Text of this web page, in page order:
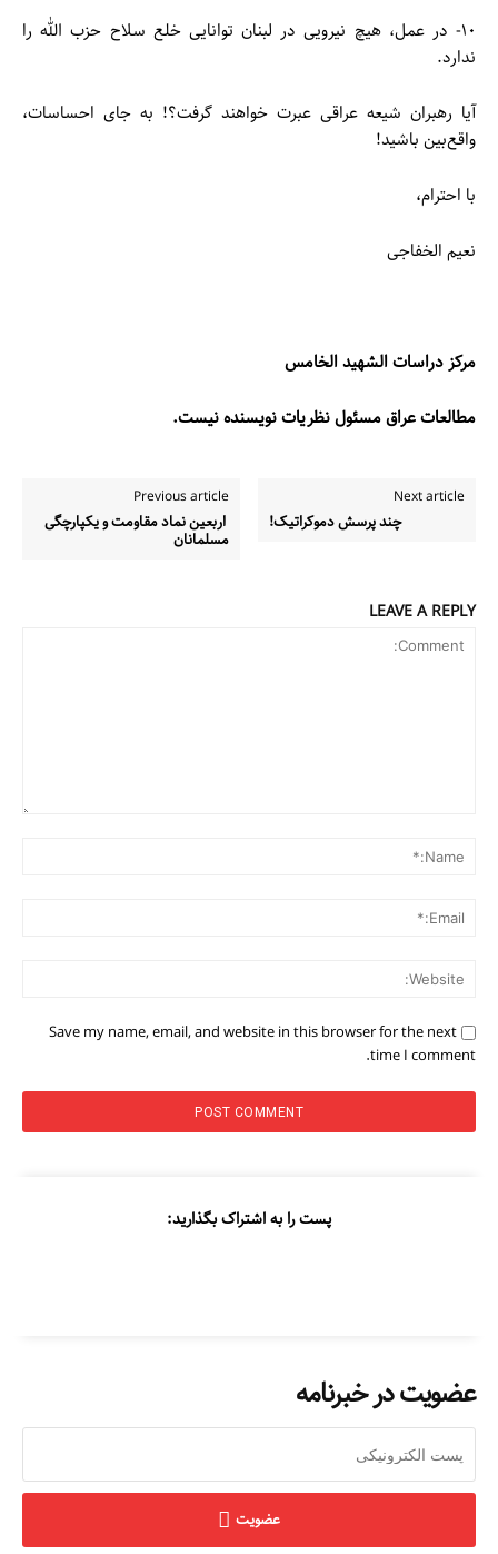
۱۰- در عمل، هیچ نیرویی در لبنان توانایی خلع سلاح حزب الله را
ندارد.
آیا رهبران شیعه عراقی عبرت خواهند گرفت؟! به جای احساسات،
واقع‌بین باشید!
با احترام،
نعیم الخفاجی
مرکز دراسات الشهيد الخامس
مطالعات عراق مسئول نظریات نویسنده نیست.
Previous article
اربعین نماد مقاومت و یکپارچگی
مسلمانان
Next article
چند پرسش دموکراتیک!
LEAVE A REPLY
Save my name, email, and website in this browser for the next
time I comment.
پست را به اشتراک بگذارید:
عضویت در خبرنامه
عضویت